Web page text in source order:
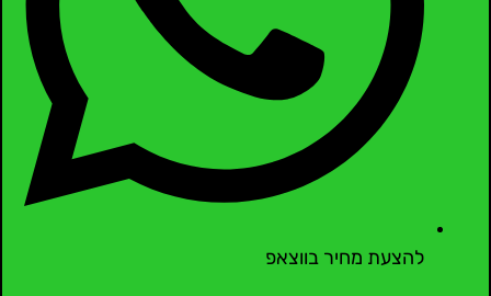
להצעת מחיר בווצאפ